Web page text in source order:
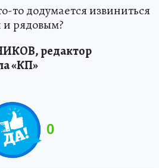
то додумается извиниться
рядовым?
редактор
«КП»
0